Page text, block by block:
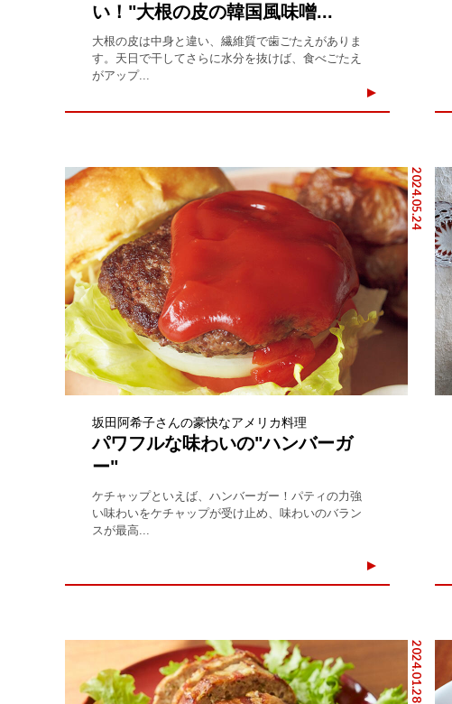
い！"大根の皮の韓国風味噌...
大根の皮は中身と違い、繊維質で歯ごたえがありま
す。天日で干してさらに水分を抜けば、食べごたえ
がアップ...
2024.05.24
坂田阿希子さんの豪快なアメリカ料理
パワフルな味わいの"ハンバーガ
ー"
ケチャップといえば、ハンバーガー！パティの力強
い味わいをケチャップが受け止め、味わいのバラン
スが最高...
2024.01.28